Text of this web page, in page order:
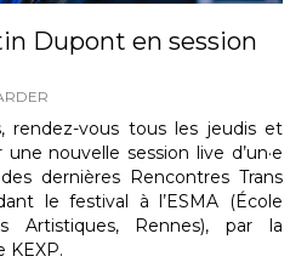
Dupont en session
rendez-vous tous les jeudis et
nouvelle session live d’un·e
dernières Rencontres Trans
le festival à l’ESMA (École
Artistiques, Rennes), par la
KEXP.